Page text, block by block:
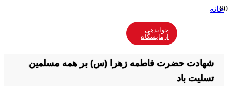
جوابدهی
آزمایشگاه
خانه
شهادت حضرت فاطمه زهرا (س) بر همه مسلمین تسلیت باد
شهادت حضرت فاطمه زهرا (س) بر همه مسلمین
تسلیت باد